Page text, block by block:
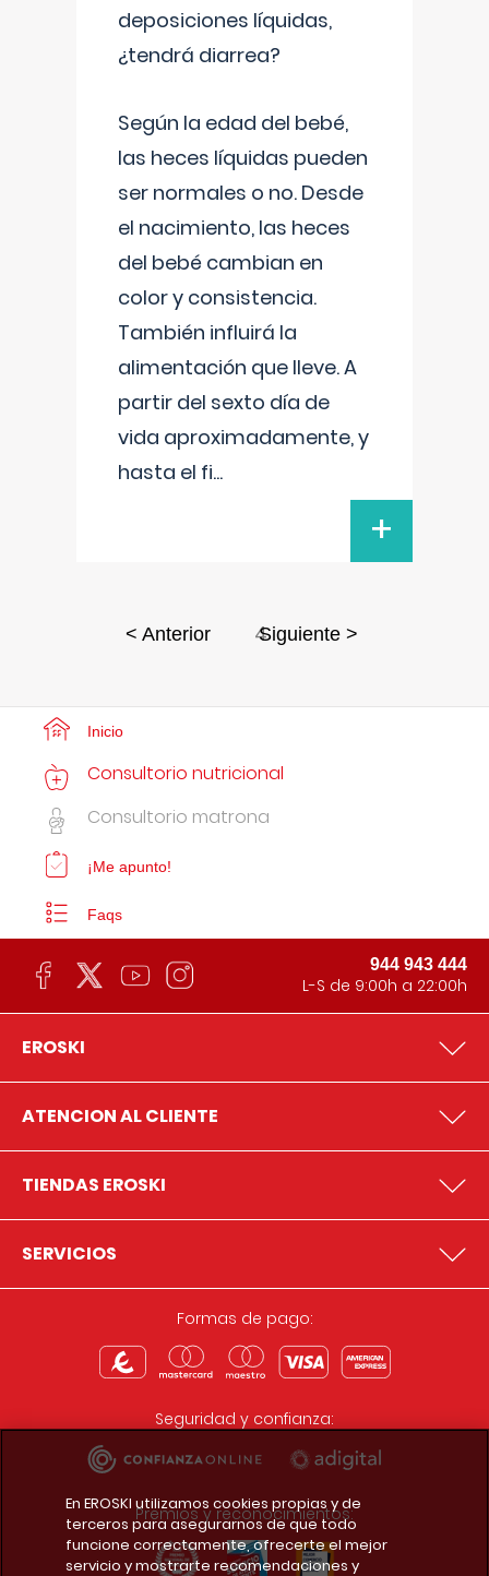
deposiciones líquidas,
¿tendrá diarrea?
Según la edad del bebé,
las heces líquidas pueden
ser normales o no. Desde
el nacimiento, las heces
del bebé cambian en
color y consistencia.
También influirá la
alimentación que lleve. A
partir del sexto día de
vida aproximadamente, y
hasta el fi...
+
< Anterior 4
Siguiente >
Inicio
Consultorio nutricional
Consultorio matrona
¡Me apunto!
Faqs
944 943 444
L-S de 9:00h a 22:00h
EROSKI
ATENCION AL CLIENTE
TIENDAS EROSKI
SERVICIOS
Formas de pago:
Seguridad y confianza:
Premios y reconocimientos:
En EROSKI utilizamos cookies propias y de
terceros para asegurarnos de que todo
funcione correctamente, ofrecerte el mejor
servicio y mostrarte recomendaciones y